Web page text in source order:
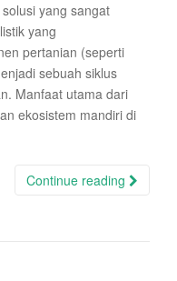
yang sangat
yang
pertanian (seperti
sebuah siklus
Manfaat utama dari
ekosistem mandiri di
Continue reading